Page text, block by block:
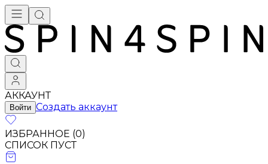
АККАУНТ
Войти Создать аккаунт
ИЗБРАННОЕ (0)
СПИСОК ПУСТ